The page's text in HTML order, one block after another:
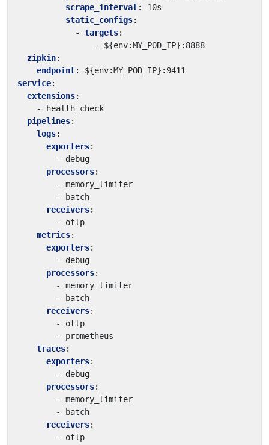
scrape_interval :
10s
static_configs:
- targets:
- ${env:MY_POD_IP}:8888
zipkin:
endpoint:
${env:MY_POD_IP}:9411
service:
extensions:
-
health_check
pipelines:
logs:
exporters:
- debug
processors:
- memory_limiter
-
batch
receivers:
- otlp
metrics:
exporters:
- debug
processors:
- memory_limiter
-
batch
receivers:
- otlp
- prometheus
traces:
exporters:
- debug
processors:
- memory_limiter
-
batch
receivers:
- otlp